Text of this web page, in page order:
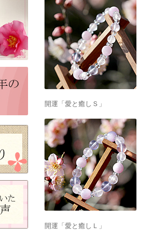
開運「愛と癒しＳ」
開運「愛と癒しＬ」